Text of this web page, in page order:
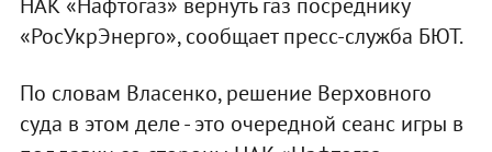
«РосУкрЭнерго», сообщает пресс-служба БЮТ.
По словам Власенко, решение Верховного
суда в этом деле - это очередной сеанс игры в